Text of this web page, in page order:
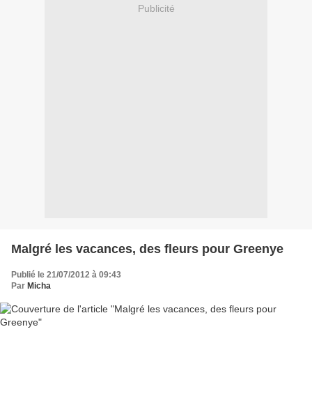
Publicité
Malgré les vacances, des fleurs pour Greenye
Publié le 21/07/2012 à 09:43
Par Micha